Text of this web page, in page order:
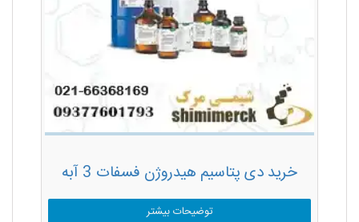
خرید دی پتاسیم هیدروژن فسفات 3 آبه
توضیحات بیشتر